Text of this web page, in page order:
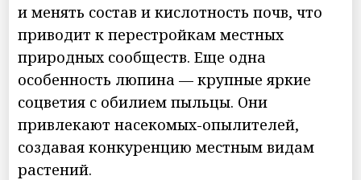
и менять состав и кислотность почв, что
приводит к перестройкам местных
природных сообществ. Еще одна
особенность люпина — крупные яркие
соцветия с обилием пыльцы. Они
привлекают насекомых-опылителей,
создавая конкуренцию местным видам
растений.